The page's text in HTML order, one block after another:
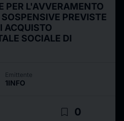
PER L'AVVERAMENTO
PREVISTE
ACQUISTO
SOCIALE DI
Emittente
1INFO
bookmark_border 0